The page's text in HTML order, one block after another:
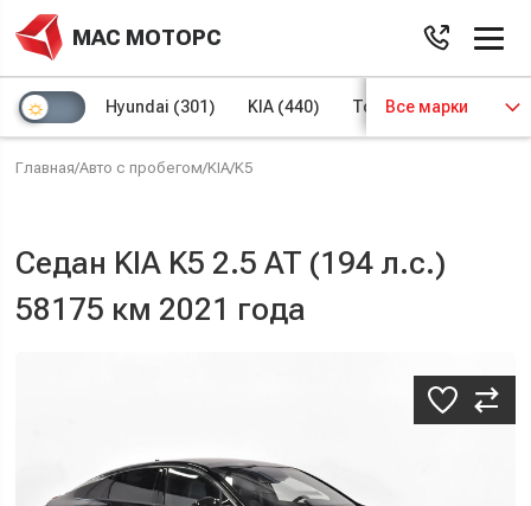
МАС МОТОРС
Hyundai (301) KIA (440) Toyota(97)
Все марки
Главная/Авто с пробегом/KIA/K5
Седан KIA K5 2.5 AT (194 л.с.)
58175 км 2021 года